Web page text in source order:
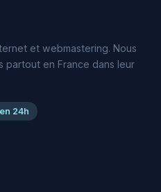
et webmastering. Nous
partout en France dans leur
24h